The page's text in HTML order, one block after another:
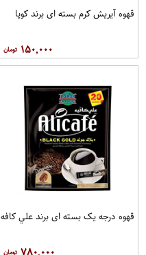
قهوه آيريش کرم بسته ای برند کوپا
۱۵۰,۰۰۰
قهوه درجه یک بسته ای برند علي کافه